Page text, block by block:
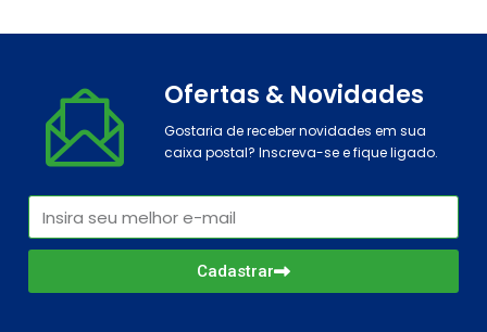
Ofertas & Novidades
Gostaria de receber novidades em sua
caixa postal? Inscreva-se e fique ligado.
Cadastrar